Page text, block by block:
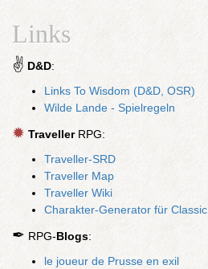
Links
✌ D&D:
Links To Wisdom (D&D, OSR)
Wilde Lande - Spielregeln
✹ TravellerRPG:
Traveller-SRD
Traveller Map
Traveller Wiki
Charakter-Generator für Classic
✒ RPG-Blogs:
le joueur de Prusse en exil